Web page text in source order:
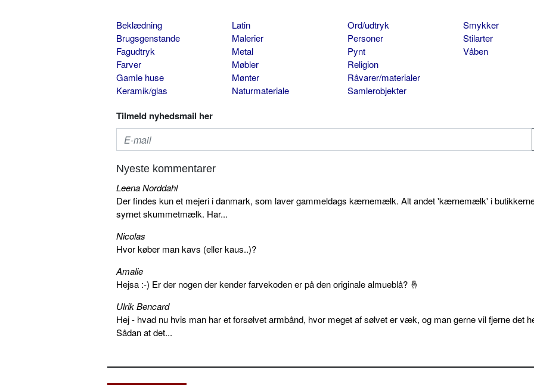
Beklædning
Brugsgenstande
Fagudtryk
Farver
Gamle huse
Keramik/glas
Latin
Malerier
Metal
Møbler
Mønter
Naturmateriale
Ord/udtryk
Personer
Pynt
Religion
Råvarer/materialer
Samlerobjekter
Smykker
Stilarter
Våben
Tilmeld nyhedsmail her
Nyeste kommentarer
Leena Norddahl
Der findes kun et mejeri i danmark, som laver gammeldags kærnemælk. Alt andet 'kærnemælk' i
syrnet skummetmælk. Har...
Nicolas
Hvor køber man kavs (eller kaus..)?
Amalie
Hejsa :-) Er der nogen der kender farvekoden er på den originale almueblå? 🤞
Ulrik Bencard
Hej - hvad nu hvis man har et forsølvet armbånd, hvor meget af sølvet er væk, og man gerne vil fjerne det
Sådan at det...